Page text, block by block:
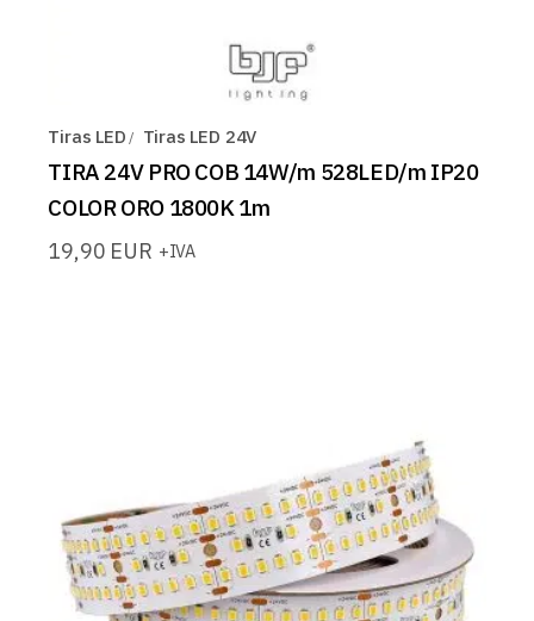
Tiras LED Tiras LED 24V
TIRA 24V PRO COB 14W/m 528LED/m IP20
COLOR ORO 1800K 1m
19,90 EUR +IVA